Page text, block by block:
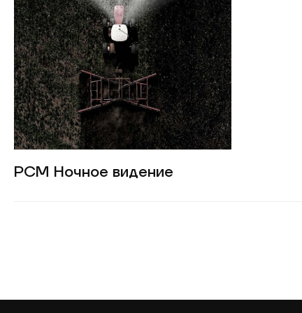
РСМ Ночное видение